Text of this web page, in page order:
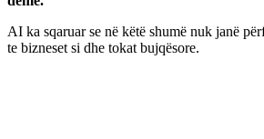
AI ka sqaruar se në këtë shumë nuk janë
te bizneset si dhe tokat bujqësore.